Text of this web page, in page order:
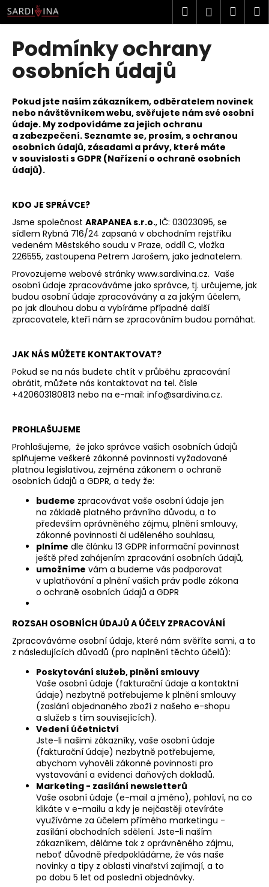
Přejít
na
obsah
Hledat
Podmínky ochrany
osobních údajů
Pokud jste naším zákazníkem, odběratelem novinek
nebo návštěvníkem webu, svěřujete nám své osobní
údaje. My zodpovídáme za jejich ochranu
a zabezpečení. Seznamte se, prosím, s ochranou
osobních údajů, zásadami a právy, které máte
v souvislosti s GDPR (Nařízení o ochraně osobních
údajů).
KDO JE SPRÁVCE?
Jsme společnost ARAPANEA s.r.o., IČ: 03023095, se
sídlem Rybná 716/24 zapsaná v obchodním rejstříku
vedeném Městského soudu v Praze, oddíl C, vložka
226555, zastoupena Petrem Jarošem, jako jednatelem.
Provozujeme webové stránky www.sardivina.cz. Vaše
osobní údaje zpracováváme jako správce, tj. určujeme, jak
budou osobní údaje zpracovávány a za jakým účelem,
po jak dlouhou dobu a vybíráme případné další
zpracovatele, kteří nám se zpracováním budou pomáhat.
JAK NÁS MŮŽETE KONTAKTOVAT?
Pokud se na nás budete chtít v průběhu zpracování
obrátit, můžete nás kontaktovat na tel. čísle
+420603180813 nebo na e-mail: info@sardivina.cz.
PROHLAŠUJEME
Prohlašujeme, že jako správce vašich osobních údajů
splňujeme veškeré zákonné povinnosti vyžadované
platnou legislativou, zejména zákonem o ochraně
osobních údajů a GDPR, a tedy že:
budeme zpracovávat vaše osobní údaje jen
na základě platného právního důvodu, a to
především oprávněného zájmu, plnění smlouvy,
zákonné povinnosti či uděleného souhlasu,
plníme dle článku 13 GDPR informační povinnost
ještě před zahájením zpracování osobních údajů,
umožníme vám a budeme vás podporovat
v uplatňování a plnění vašich práv podle zákona
o ochraně osobních údajů a GDPR
ROZSAH OSOBNÍCH ÚDAJŮ A ÚČELY ZPRACOVÁNÍ
Zpracováváme osobní údaje, které nám svěříte sami, a to
z následujících důvodů (pro naplnění těchto účelů):
Poskytování služeb, plnění smlouvy
Vaše osobní údaje (fakturační údaje a kontaktní
údaje) nezbytně potřebujeme k plnění smlouvy
(zaslání objednaného zboží z našeho e-shopu
a služeb s tím souvisejících).
Vedení účetnictví
Jste-li našimi zákazníky, vaše osobní údaje
(fakturační údaje) nezbytně potřebujeme,
abychom vyhověli zákonné povinnosti pro
vystavování a evidenci daňových dokladů.
Marketing - zasílání newsletterů
Vaše osobní údaje (e-mail a jméno), pohlaví, na co
klikáte v e-mailu a kdy je nejčastěji otevíráte
využíváme za účelem přímého marketingu -
zasílání obchodních sdělení. Jste-li naším
zákazníkem, děláme tak z oprávněného zájmu,
neboť důvodně předpokládáme, že vás naše
novinky a tipy z oblasti vinařství zajímají, a to
po dobu 5 let od poslední objednávky.
K
o
C
o
p
o
t
ř
e
b
j
e
t
e
n
a
j
í
t
?
D
o
p
LE
BOMBARDE
CANNONAU
SARDEGNA
D.O.C.